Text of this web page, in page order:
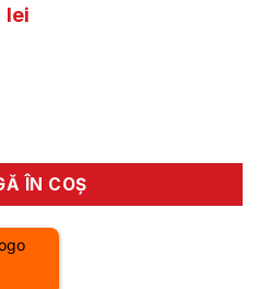
lei
grey transparent mat
ÎN COȘ